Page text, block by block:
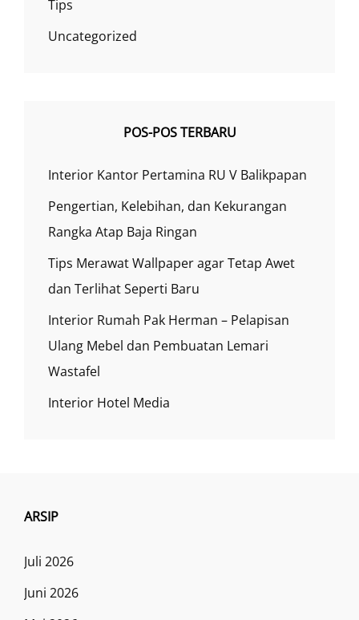
Tips
Uncategorized
POS-POS TERBARU
Interior Kantor Pertamina RU V Balikpapan
Pengertian, Kelebihan, dan Kekurangan
Rangka Atap Baja Ringan
Tips Merawat Wallpaper agar Tetap Awet
dan Terlihat Seperti Baru
Interior Rumah Pak Herman – Pelapisan
Ulang Mebel dan Pembuatan Lemari
Wastafel
Interior Hotel Media
ARSIP
Juli 2026
Juni 2026